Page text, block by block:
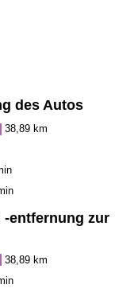
des Autos
38,89 km
-entfernung zur
38,89 km